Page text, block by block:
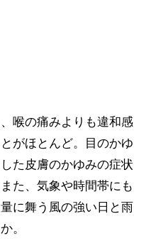
喉の痛みよりも違和感
がほとんど。目のかゆ
た皮膚のかゆみの症状
た、気象や時間帯にも
に舞う風の強い日と雨
。